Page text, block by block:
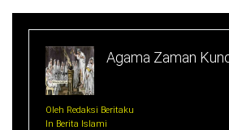
Agama Zaman
Oleh Redaksi Beritaku
In Berita Islami